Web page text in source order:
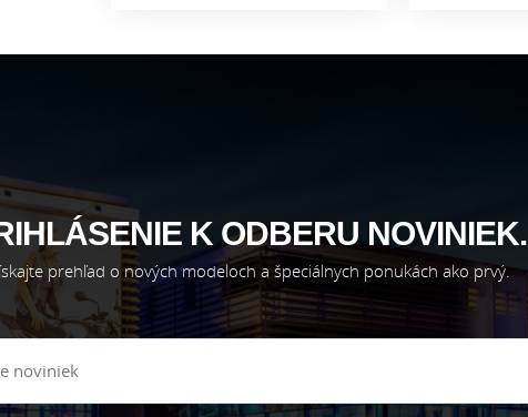
K ODBERU NOVINIEK.
prehľad o nových modeloch a špeciálnych ponukách ako prvý.